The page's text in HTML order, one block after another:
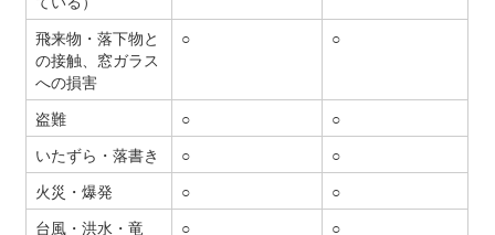
飛来物・落下物と
の接触、窓ガラス
への損害
○ ○
盗難 ○
○
いたずら・落書き
○
○
火災・爆発
○
○
台風・洪水・竜
○ ○